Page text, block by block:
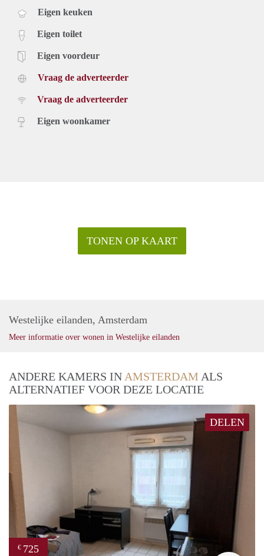
Eigen keuken
Eigen toilet
Eigen voordeur
Vraag de adverteerder
Vraag de adverteerder
Eigen woonkamer
TONEN OP KAART
Westelijke eilanden, Amsterdam
Meer informatie over wonen in Westelijke eilanden
ANDERE KAMERS IN AMSTERDAM ALS
ALTERNATIEF VOOR DEZE LOCATIE
DELEN
€ 725